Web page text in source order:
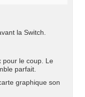
la Switch.
pour le coup. Le
parfait.
graphique son